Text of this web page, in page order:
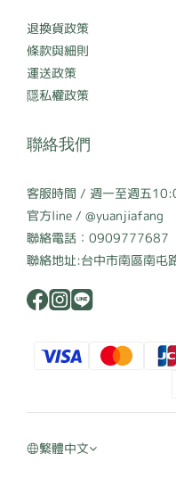
退換貨政策
條款與細則
運送政策
隱私權政策
聯絡我們
客服時間 / 週一至週五
官方line / @yuanjiafang
聯絡電話：0909777687
聯絡地址:台中市南區南屯
繁體中文